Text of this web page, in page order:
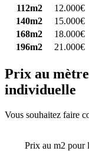
112m2
12.000€
140m2
15.000€
168m2
18.000€
196m2
21.000€
Prix au
individuelle
Vous souhaitez faire
Prix au m2 pour